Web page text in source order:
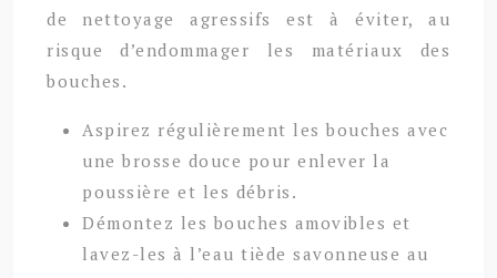
de nettoyage agressifs est à éviter, au
risque d’endommager les matériaux des
bouches.
Aspirez régulièrement les bouches avec
une brosse douce pour enlever la
poussière et les débris.
Démontez les bouches amovibles et
lavez-les à l’eau tiède savonneuse au